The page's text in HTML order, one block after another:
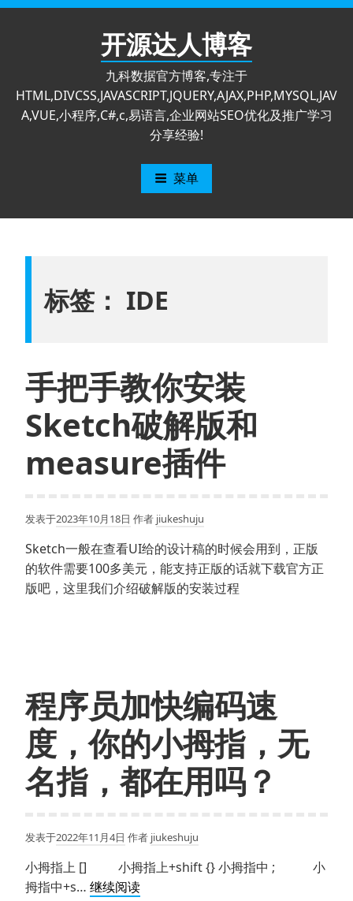
跳
开源达人博客
九科数据官方博客,专注于
HTML,DIVCSS,JAVASCRIPT,JQUERY,AJAX,PHP,MYSQL,JAV
A,VUE,小程序,C#,c,易语言,企业网站SEO优化及推广学习
分享经验!
菜单
标签： IDE
手把手教你安装
Sketch破解版和
measure插件
发表于2023年10月18日 作者 jiukeshuju
Sketch一般在查看UI给的设计稿的时候会用到，正版
的软件需要100多美元，能支持正版的话就下载官方正
版吧，这里我们介绍破解版的安装过程
程序员加快编码速
度，你的小拇指，无
名指，都在用吗？
发表于2022年11月4日 作者 jiukeshuju
小拇指上 [] 小拇指上+shift {} 小拇指中 ; 小
拇指中+s… 继续阅读程